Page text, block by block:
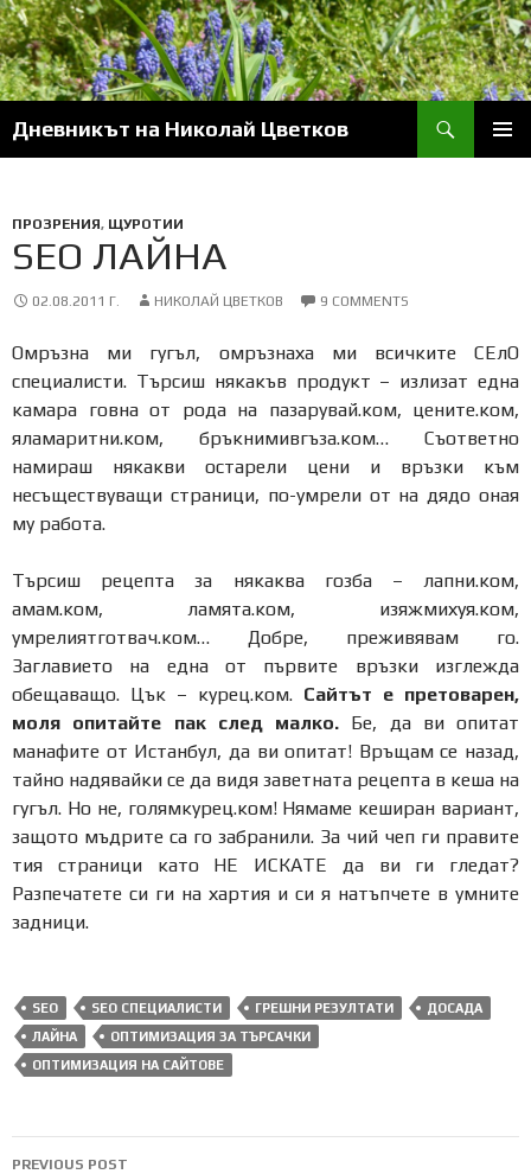
Skip
to
content
Дневникът на Николай Цветков
ПРОЗРЕНИЯ, ЩУРОТИИ
SEO ЛАЙНА
02.08.2011 Г. НИКОЛАЙ ЦВЕТКОВ 9 COMMENTS
Омръзна ми гугъл, омръзнаха ми всичките СЕлО
специалисти. Търсиш някакъв продукт – излизат една
камара говна от рода на пазарувай.ком, цените.ком,
яламаритни.ком, бръкнимивгъза.ком… Съответно
намираш някакви остарели цени и връзки към
несъществуващи страници, по-умрели от на дядо оная
му работа.
Търсиш рецепта за някаква гозба – лапни.ком,
амам.ком, ламята.ком, изяжмихуя.ком,
умрелиятготвач.ком… Добре, преживявам го.
Заглавието на една от първите връзки изглежда
обещаващо. Цък – курец.ком. Сайтът е претоварен,
моля опитайте пак след малко. Бе, да ви опитат
манафите от Истанбул, да ви опитат! Връщам се назад,
тайно надявайки се да видя заветната рецепта в кеша на
гугъл. Но не, голямкурец.ком! Нямаме кеширан вариант,
защото мъдрите са го забранили. За чий чеп ги правите
тия страници като НЕ ИСКАТЕ да ви ги гледат?
Разпечатете си ги на хартия и си я натъпчете в умните
задници.
SEO SEO СПЕЦИАЛИСТИ ГРЕШНИ РЕЗУЛТАТИ
ДОСАДА
ЛАЙНА
ОПТИМИЗАЦИЯ ЗА ТЪРСАЧКИ
ОПТИМИЗАЦИЯ НА САЙТОВЕ
Post
PREVIOUS POST